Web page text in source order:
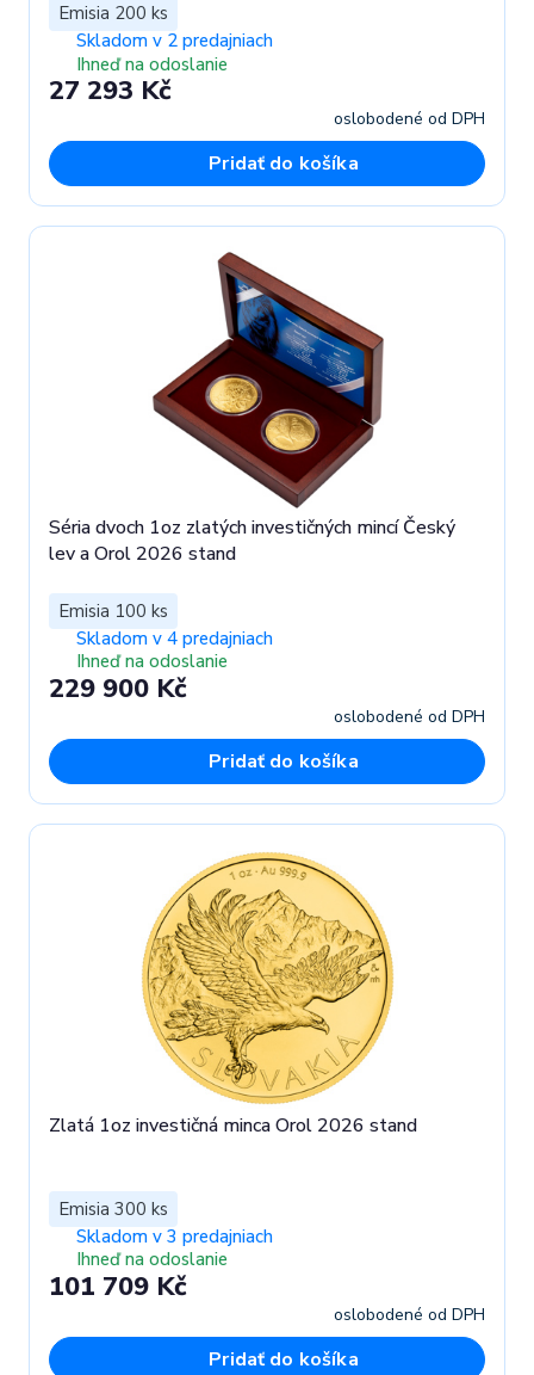
Emisia 200 ks
Skladom v 2 predajniach
Ihneď na odoslanie
27 293 Kč
oslobodené od DPH
Pridať do košíka
Séria dvoch 1oz zlatých investičných mincí Český
lev a Orol 2026 stand
Emisia 100 ks
Skladom v 4 predajniach
Ihneď na odoslanie
229 900 Kč
oslobodené od DPH
Pridať do košíka
Zlatá 1oz investičná minca Orol 2026 stand
Emisia 300 ks
Skladom v 3 predajniach
Ihneď na odoslanie
101 709 Kč
oslobodené od DPH
Pridať do košíka